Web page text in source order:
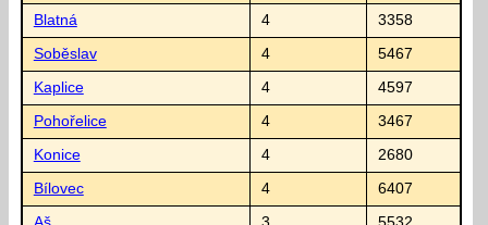
Blatná 4 3358
Soběslav 4 5467
Kaplice 4 4597
Pohořelice 4 3467
Konice 4 2680
Bílovec 4 6407